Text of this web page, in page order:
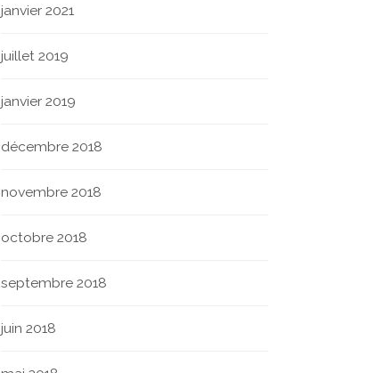
janvier 2021
juillet 2019
janvier 2019
décembre 2018
novembre 2018
octobre 2018
septembre 2018
juin 2018